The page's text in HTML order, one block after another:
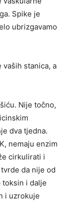
Spike je
ubrizgavamo
stanica, a
Nije točno,
dva tjedna.
nemaju enzim
cirkulirati i
da nije od
i dalje
i uzrokuje